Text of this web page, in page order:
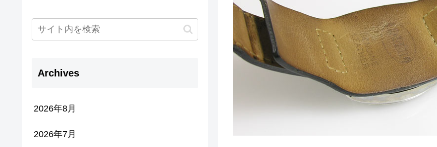
Archives
2026年8月
2026年7月